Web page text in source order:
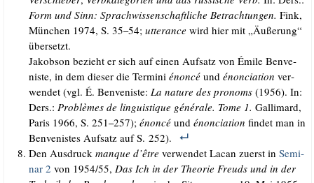
Form und Sinn: Sprach­wis­sen­schaft­li­che Betrach­tun­gen. Fink,
Mün­chen 1974, S. 35–54;utterance wird hier mit „Äuße­rung“
übersetzt.
Jakobson bezieht er sich auf einen Auf­satz von Émi­le Ben­ve­
nis­te, in dem die­ser die Ter­mi­niénon­cé undénon­cia­ti­on ver­
wen­det (vgl. É. Ben­ve­nis­te: La natu­re des pro­noms (1956). In:
Ders.: Pro­blè­mes de lin­gu­is­tique géné­ra­le. Tome 1. Gal­li­mard,
Paris 1966, S. 251–257);énon­cé undénon­cia­ti­on fin­det man in
Ben­ve­nis­tes Auf­satz auf S. 252).
Den Aus­druckman­que d’êtrever­wen­det Lacan zuerst inSemi­
nar 2 von 1954/​55, Das Ich in der Theo­rie Freuds und in der